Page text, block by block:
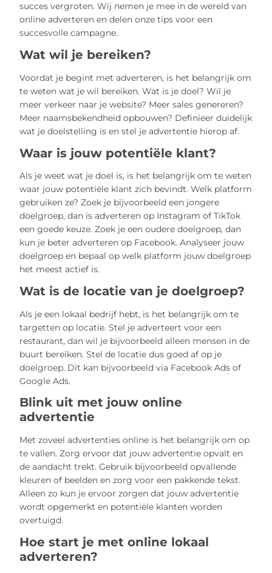
succes vergroten. Wij nemen je mee in de wereld van
online adverteren en delen onze tips voor een
succesvolle campagne.
Wat wil je bereiken?
Voordat je begint met adverteren, is het belangrijk om
te weten wat je wil bereiken. Wat is je doel? Wil je
meer verkeer naar je website? Meer sales genereren?
Meer naamsbekendheid opbouwen? Definieer duidelijk
wat je doelstelling is en stel je advertentie hierop af.
Waar is jouw potentiële klant?
Als je weet wat je doel is, is het belangrijk om te weten
waar jouw potentiële klant zich bevindt. Welk platform
gebruiken ze? Zoek je bijvoorbeeld een jongere
doelgroep, dan is adverteren op Instagram of TikTok
een goede keuze. Zoek je een oudere doelgroep, dan
kun je beter adverteren op Facebook. Analyseer jouw
doelgroep en bepaal op welk platform jouw doelgroep
het meest actief is.
Wat is de locatie van je doelgroep?
Als je een lokaal bedrijf hebt, is het belangrijk om te
targetten op locatie. Stel je adverteert voor een
restaurant, dan wil je bijvoorbeeld alleen mensen in de
buurt bereiken. Stel de locatie dus goed af op je
doelgroep. Dit kan bijvoorbeeld via Facebook Ads of
Google Ads.
Blink uit met jouw online
advertentie
Met zoveel advertenties online is het belangrijk om op
te vallen. Zorg ervoor dat jouw advertentie opvalt en
de aandacht trekt. Gebruik bijvoorbeeld opvallende
kleuren of beelden en zorg voor een pakkende tekst.
Alleen zo kun je ervoor zorgen dat jouw advertentie
wordt opgemerkt en potentiële klanten worden
overtuigd.
Hoe start je met online lokaal
adverteren?